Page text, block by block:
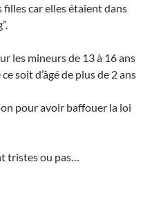
car elles étaient dans
les mineurs de 13 à 16 ans
soit d’âgé de plus de 2 ans
pour avoir baffouer la loi
tristes ou pas…